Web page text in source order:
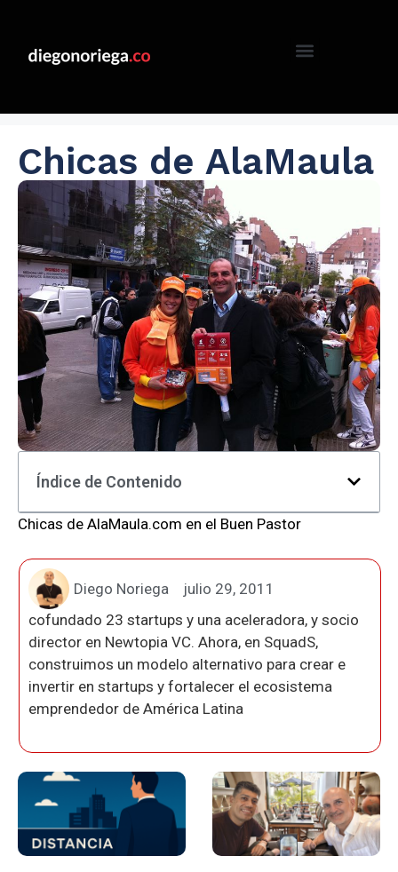
Chicas de AlaMaula
Índice de Contenido
Chicas de AlaMaula.com en el Buen Pastor
Diego Noriega
julio 29, 2011
cofundado 23 startups y una aceleradora, y socio
director en Newtopia VC. Ahora, en SquadS,
construimos un modelo alternativo para crear e
invertir en startups y fortalecer el ecosistema
emprendedor de América Latina